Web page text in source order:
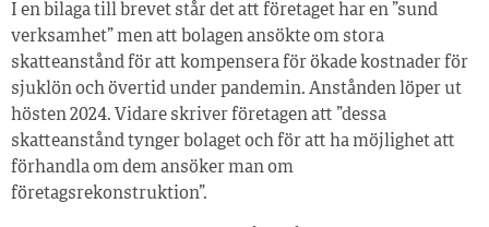
I en bilaga till brevet står det att företaget har en ”sund
verksamhet” men att bolagen ansökte om stora
skatteanstånd för att kompensera för ökade kostnader för
sjuklön och övertid under pandemin. Anstånden löper ut
hösten 2024. Vidare skriver företagen att ”dessa
skatteanstånd tynger bolaget och för att ha möjlighet att
förhandla om dem ansöker man om
företagsrekonstruktion”.